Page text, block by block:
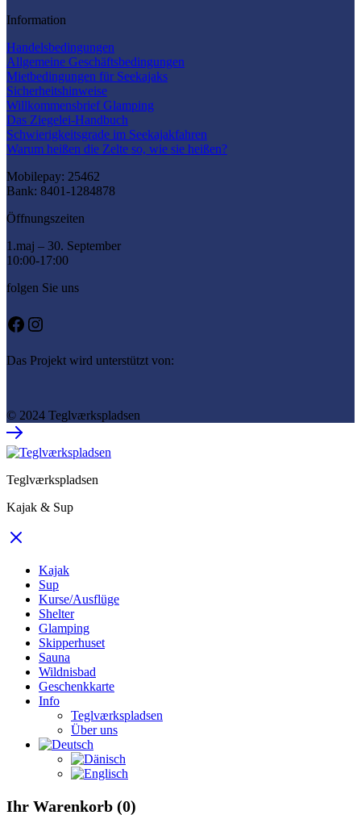
Information
Handelsbedingungen
Allgemeine Geschäftsbedingungen
Mietbedingungen für Seekajaks
Sicherheitshinweise
Willkommensbrief Glamping
Das Ziegelei-Handbuch
Schwierigkeitsgrade im Seekajakfahren
Warum heißen die Zelte so, wie sie heißen?
Mobilepay: 25462
Bank: 8401-1284878
Öffnungszeiten
1.maj – 30. September
10:00-17:00
folgen Sie uns
Facebook
Instagram
Das Projekt wird unterstützt von:
© 2024 Teglværkspladsen
Teglværkspladsen
Kajak & Sup
Kajak
Sup
Kurse/Ausflüge
Shelter
Glamping
Skipperhuset
Sauna
Wildnisbad
Geschenkkarte
Info
Teglværkspladsen
Über uns
Ihr Warenkorb (0)